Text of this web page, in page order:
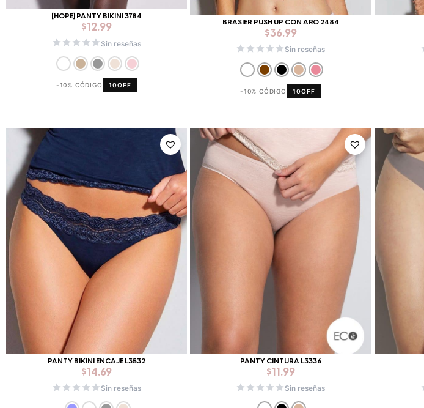
[HOPE] PANTY BIKINI 3784
$12.99
Sin reseñas
-10% CÓDIGO 10OFF
BRASIER PUSH UP CON ARO 2484
$36.99
Sin reseñas
-10% CÓDIGO 10OFF
PANTY BIKINI ENCAJE L3532
$14.69
Sin reseñas
PANTY CINTURA L3336
$11.99
Sin reseñas